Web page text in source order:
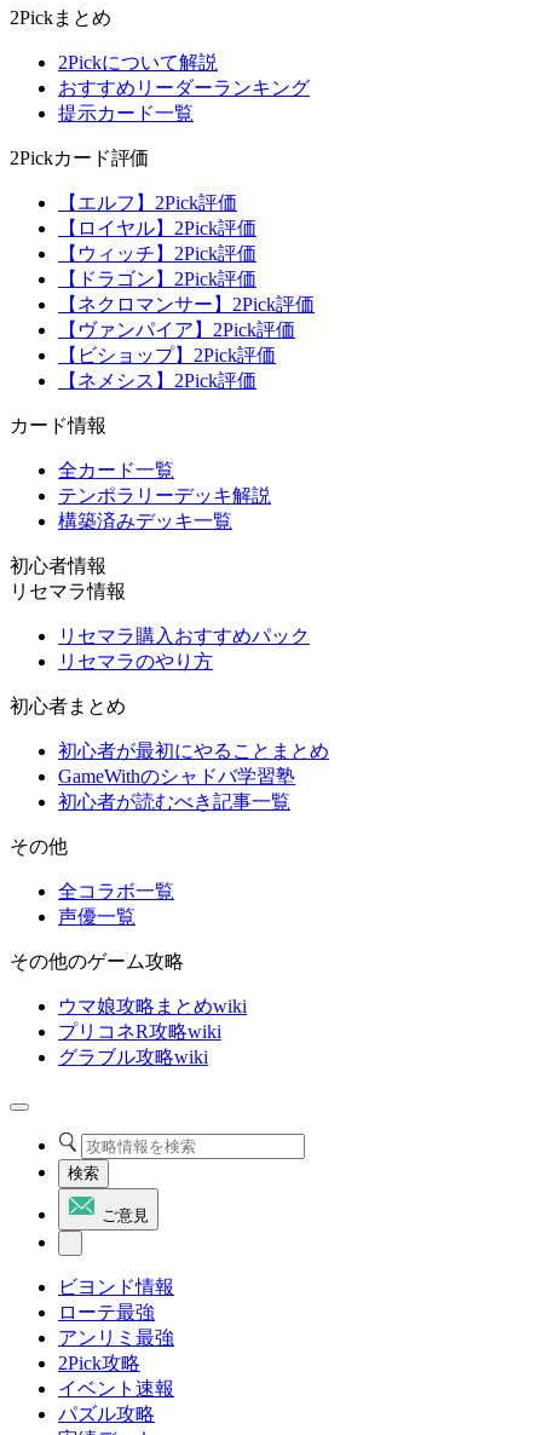
2Pickまとめ
2Pickについて解説
おすすめリーダーランキング
提示カード一覧
2Pickカード評価
【エルフ】2Pick評価
【ロイヤル】2Pick評価
【ウィッチ】2Pick評価
【ドラゴン】2Pick評価
【ネクロマンサー】2Pick評価
【ヴァンパイア】2Pick評価
【ビショップ】2Pick評価
【ネメシス】2Pick評価
カード情報
全カード一覧
テンポラリーデッキ解説
構築済みデッキ一覧
初心者情報
リセマラ情報
リセマラ購入おすすめパック
リセマラのやり方
初心者まとめ
初心者が最初にやることまとめ
GameWithのシャドバ学習塾
初心者が読むべき記事一覧
その他
全コラボ一覧
声優一覧
その他のゲーム攻略
ウマ娘攻略まとめwiki
プリコネR攻略wiki
グラブル攻略wiki
検索
ご意見
ビヨンド情報
ローテ最強
アンリミ最強
2Pick攻略
イベント速報
パズル攻略